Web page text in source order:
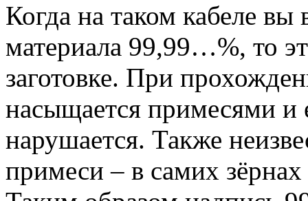
Когда на таком кабеле
материала 99,99…%, то
заготовке. При
насыщается примесями и
нарушается. Также
примеси – в самих